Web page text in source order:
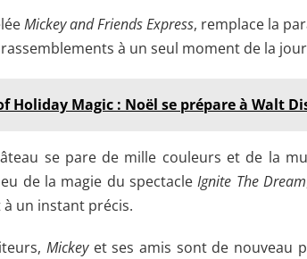
Mickey and Friends Express, remplace la
à un seul moment de la
Holiday Magic : Noël se prépare à Walt
se pare de mille couleurs et de la
de la magie du spectacleIgnite The Dream
un instant précis.
Mickeyet ses amis sont de nouveau